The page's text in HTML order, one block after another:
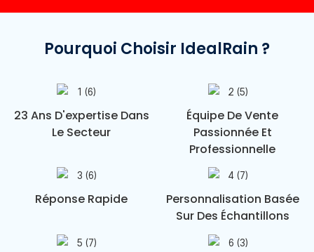
Pourquoi Choisir IdealRain ?
23 Ans D'expertise Dans
Le Secteur
Équipe De Vente
Passionnée Et
Professionnelle
Réponse Rapide
Personnalisation Basée
Sur Des Échantillons